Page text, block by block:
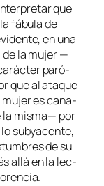
que
fá­bu­la de
en una
la mu­jer —
pa­ró­
que al ata­que
mu­jer es ca­na­
la mis­ma— por
sub­ya­cen­te,
de su
allá en la lec­
.